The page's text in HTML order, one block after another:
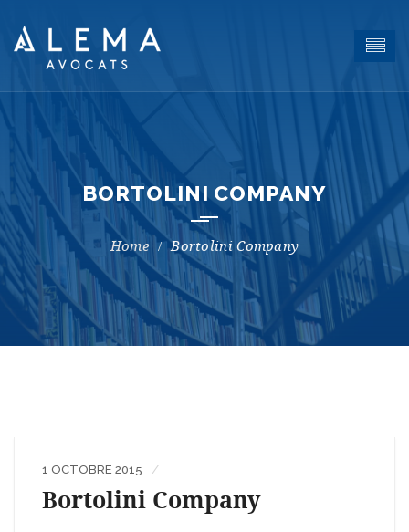
BORTOLINI COMPANY
Bortolini Company
1 OCTOBRE 2015
Bortolini Company